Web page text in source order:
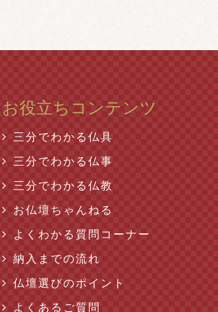
お役立ちコンテンツ
三分でわかる仏具
三分でわかる仏事
三分でわかる仏教
お仏壇ちゃんねる
よくわかる質問コーナー
納入までの流れ
仏壇選びのポイント
よくあるご質問